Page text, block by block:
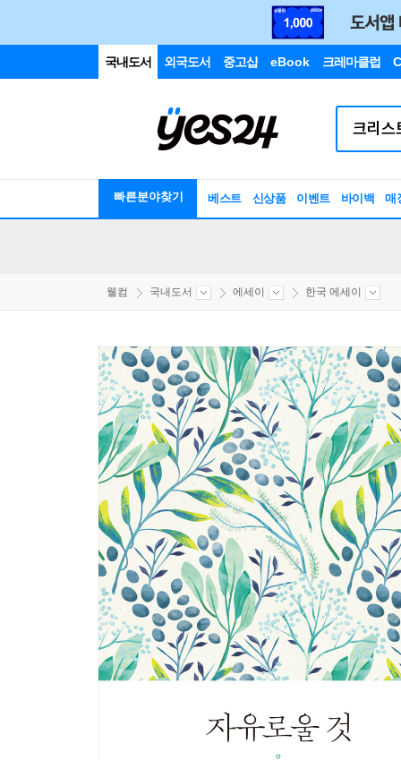
국내도서 외국도서 중고샵 eBook 크레마클럽
빠른분야찾기 베스트 신상품 이벤트 바이백 매
웰컴 국내도서 에세이 한국 에세이